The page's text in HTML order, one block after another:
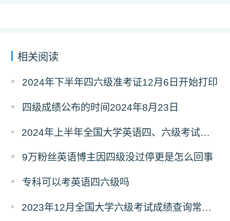
相关阅读
2024年下半年四六级准考证12月6日开始打印
四级成绩公布的时间2024年8月23日
2024年上半年全国大学英语四、六级考试（CET） 成绩查询安排
9万粉丝英语博主因四级没过停更是怎么回事
专科可以考英语四六级吗
2023年12月全国大学六级考试成绩查询常见问题及解答